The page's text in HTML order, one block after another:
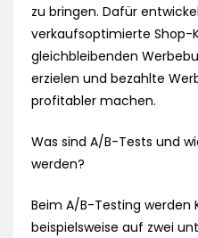
zu bringen. Dafür
verkaufsoptimierte Shop-
gleichbleibenden
erzielen und bezahlte
profitabler machen.
Was sind A/B-Tests und
werden?
Beim A/B-Testing werden
beispielsweise auf zwei